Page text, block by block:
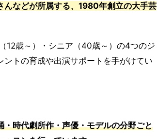
んなどが所属する、1980年創立の大手芸
12歳～）・シニア（40歳～）の4つのジ
トの育成や出演サポートを手がけてい
・時代劇所作・声優・モデルの分野ごと